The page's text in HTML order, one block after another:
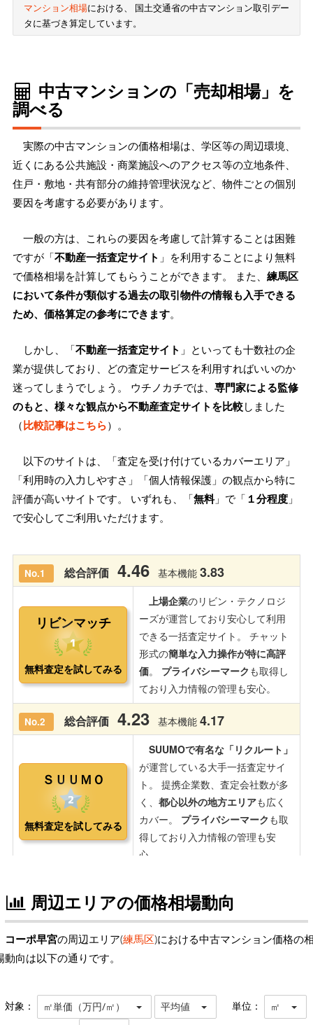
マンション相場における、 国土交通省の中古マンション取引デー
タに基づき算定しています。
中古マンションの「売却相場」を
調べる
実際の中古マンションの価格相場は、学区等の周辺環境、
近くにある公共施設・商業施設へのアクセス等の立地条件、
住戸・敷地・共有部分の維持管理状況など、物件ごとの個別
要因を考慮する必要があります。
一般の方は、これらの要因を考慮して計算することは困難
ですが「不動産一括査定サイト 」を利用することにより無料
で価格相場を計算してもらうことができます。 また、 練馬区
において条件が類似する過去の取引物件の情報も入手できる
ため、価格算定の参考にできます。
しかし、「不動産一括査定サイト 」といっても十数社の企
業が提供しており、どの査定サービスを利用すればいいのか
迷ってしまうでしょう。 ウチノカチでは、 専門家による監修
のもと、様々な観点から不動産査定サイトを比較しました
（比較記事はこちら）。
以下のサイトは、「査定を受け付けているカバーエリア」
「利用時の入力しやすさ」「個人情報保護」の観点から特に
評価が高いサイトです。 いずれも、「無料」で「 １分程度 」
で安心してご利用いただけます。
周辺エリアの価格相場動向
コーポ早宮の周辺エリア(練馬区)における中古マンション価格の
動向は以下の通りです。
対象： ㎡単価（万円/㎡） 平均値 単位： ㎡